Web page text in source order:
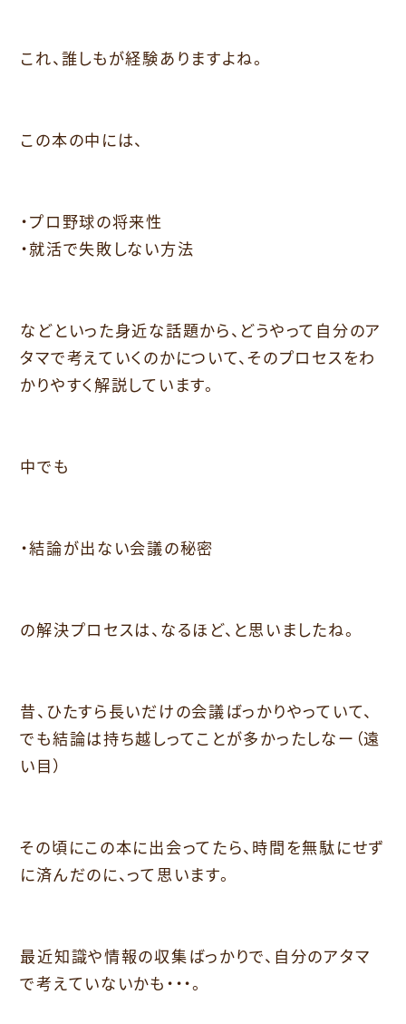
これ、誰しもが経験ありますよね。
この本の中には、
・プロ野球の将来性
・就活で失敗しない方法
などといった身近な話題から、どうやって自分のア
タマで考えていくのかについて、そのプロセスをわ
かりやすく解説しています。
中でも
・結論が出ない会議の秘密
の解決プロセスは、なるほど、と思いましたね。
昔、ひたすら長いだけの会議ばっかりやっていて、
でも結論は持ち越しってことが多かったしなー（遠
い目）
その頃にこの本に出会ってたら、時間を無駄にせず
に済んだのに、って思います。
最近知識や情報の収集ばっかりで、自分のアタマ
で考えていないかも・・・。